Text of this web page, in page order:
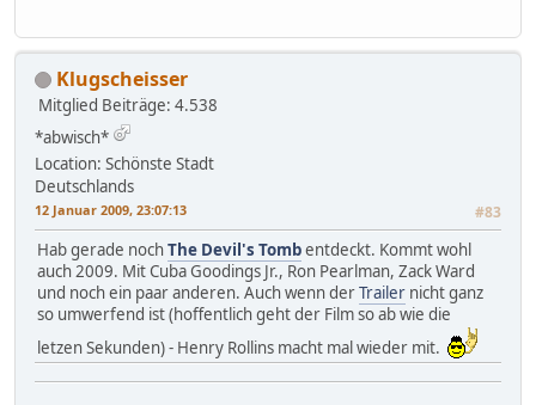
Klugscheisser
Mitglied Beiträge: 4.538
*abwisch*
Location: Schönste Stadt
Deutschlands
12 Januar 2009, 23:07:13 #83
Hab gerade nochThe Devil's Tombentdeckt. Kommt wohl
auch 2009. Mit Cuba Goodings Jr., Ron Pearlman, Zack Ward
und noch ein paar anderen. Auch wenn derTrailer nicht ganz
so umwerfend ist (hoffentlich geht der Film so ab wie die
letzen Sekunden) - Henry Rollins macht mal wieder mit.